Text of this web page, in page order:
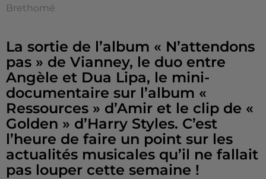
Brethomé
La sortie de l’album « N’attendons
pas » de Vianney, le duo entre
Angèle et Dua Lipa, le mini-
documentaire sur l’album «
Ressources » d’Amir et le clip de «
Golden » d’Harry Styles. C’est
l’heure de faire un point sur les
actualités musicales qu’il ne fallait
pas louper cette semaine !